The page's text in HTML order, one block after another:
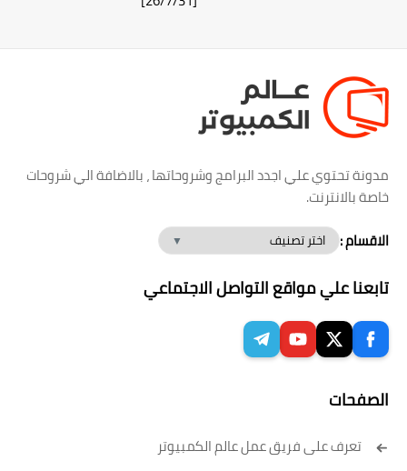
مدونة تحتوي علي اجدد البرامج وشروحاتها ، بالاضافة الي شروحات
خاصة بالانترنت.
الاقسام :
تابعنا علي مواقع التواصل الاجتماعي
الصفحات
تعرف على فريق عمل عالم الكمبيوتر